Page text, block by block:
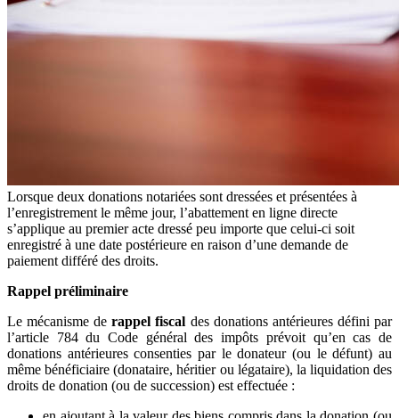
Lorsque deux donations notariées sont dressées et présentées à
l’enregistrement le même jour, l’abattement en ligne directe
s’applique au premier acte dressé peu importe que celui-ci soit
enregistré à une date postérieure en raison d’une demande de
paiement différé des droits.
Rappel préliminaire
Le mécanisme derappel fiscal des donations antérieures défini par
l’article 784 du Code général des impôts prévoit qu’en cas de
donations antérieures consenties par le donateur (ou le défunt) au
même bénéficiaire (donataire, héritier ou légataire), la liquidation des
droits de donation (ou de succession) est effectuée :